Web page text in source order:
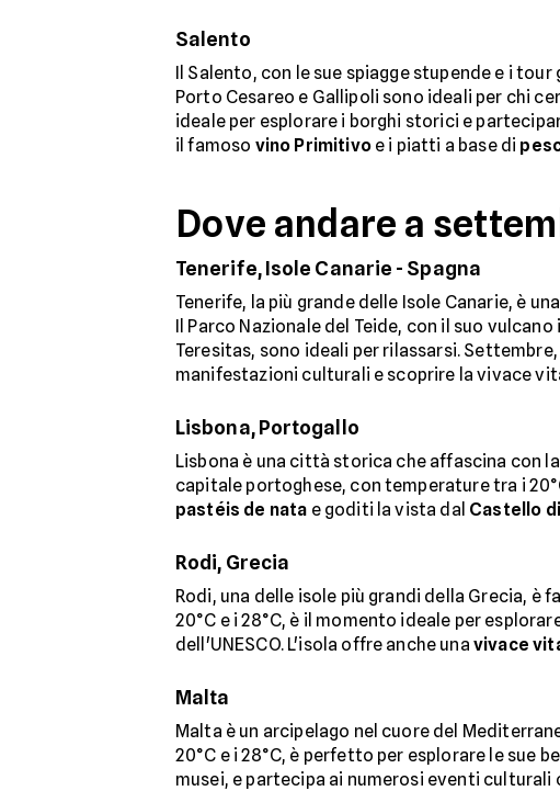
Salento
Il Salento, con le sue spiagge stupende e i
Porto Cesareo e Gallipoli sono ideali per chi
ideale per esplorare i borghi storici e
il famoso vino Primitivoe i piatti a base di
Dove andare a
Tenerife, Isole Canarie - Spagna
Tenerife, la più grande delle Isole Canarie, è
Il Parco Nazionale del Teide, con il suo
Teresitas, sono ideali per rilassarsi.
manifestazioni culturali e scoprire la vivace
Lisbona, Portogallo
Lisbona è una città storica che affascina con
capitale portoghese, con temperature tra i
pastéis de nata e goditi la vista dal Castello
Rodi, Grecia
Rodi, una delle isole più grandi della Grecia,
20°C e i 28°C, è il momento ideale per
dell'UNESCO. L'isola offre anche una vivace
Malta
Malta è un arcipelago nel cuore del
20°C e i 28°C, è perfetto per esplorare le sue
musei, e partecipa ai numerosi eventi